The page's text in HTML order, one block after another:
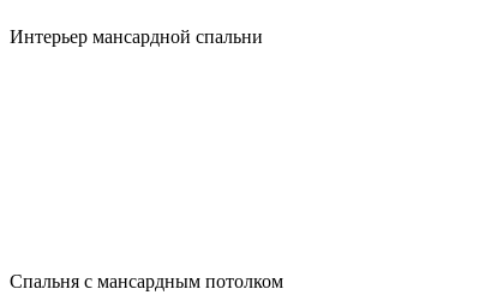
Интерьер мансардной спальни
Спальня с мансардным потолком